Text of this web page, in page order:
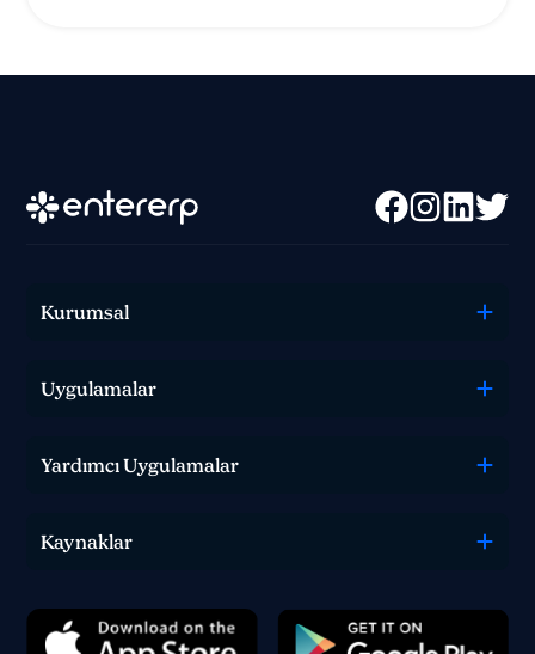
Kurumsal
Uygulamalar
Yardımcı Uygulamalar
Kaynaklar
Satış, destek veya teknik ekibimizle iletişime geçin
Yorum, soru veya geri bildirimlerinizi bizimle